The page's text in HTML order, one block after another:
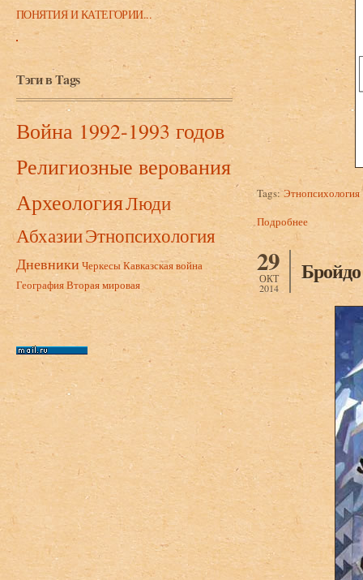
ПОНЯТИЯ И КАТЕГОРИИ...
Тэги в Tags
Война 1992-1993 годов
Религиозные верования
АрхеологияЛюди
АбхазииЭтнопсихология
Дневники ЧеркесыКавказская война
ГеографияВторая мировая
Tags: Этнопсихология
Подробнее
29
ОКТ
2014